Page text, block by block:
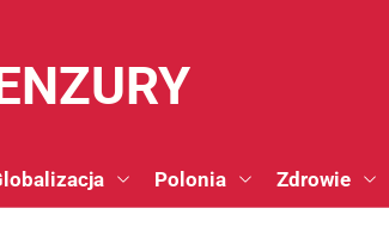
Polonia Zdrowie